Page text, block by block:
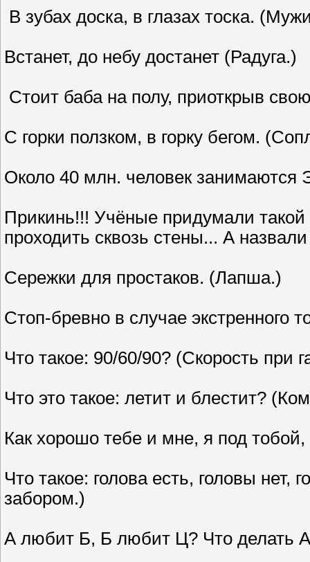
В зубах доска, в глазах тоска.
Встанет, до небу достанет (Радуга.)
Стоит баба на полу, приоткрыв
С горки ползком, в горку бегом.
Около 40 млн. человек
Прикинь!!! Учёные придумали
проходить сквозь стены... А
Сережки для простаков. (Лапша.)
Стоп-бревно в случае экстренного
Что такое: 90/60/90? (Скорость при
Что это такое: летит и блестит?
Как хорошо тебе и мне, я под
Что такое: голова есть, головы нет,
забором.)
А любит Б, Б любит Ц? Что делать